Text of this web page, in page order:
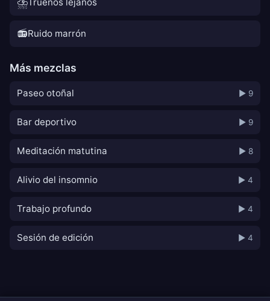
📻Ruido marrón
Más mezclas
Paseo otoñal ▶ 9
Bar deportivo ▶ 9
Meditación matutina ▶ 8
Alivio del insomnio ▶ 4
Trabajo profundo ▶ 4
Sesión de edición ▶ 4